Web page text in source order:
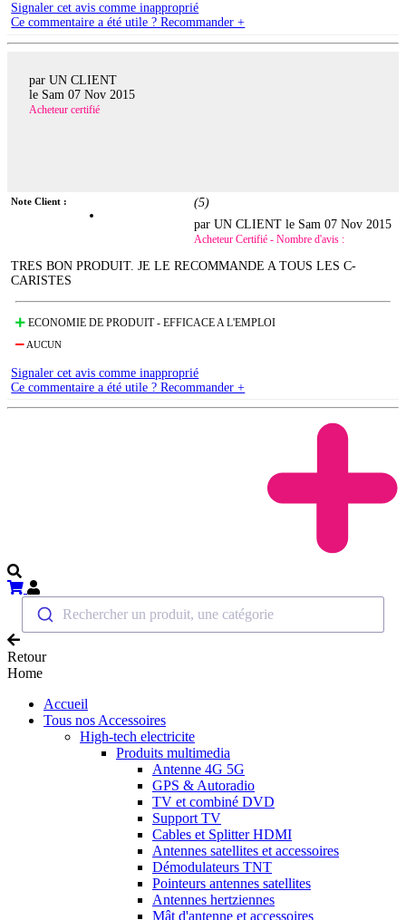
Signaler cet avis comme inapproprié
Ce commentaire a été utile ? Recommander +
par UN CLIENT
le Sam 07 Nov 2015
Acheteur certifié
Note Client : (5)
par UN CLIENT le Sam 07 Nov 2015
Acheteur Certifié - Nombre d'avis :
TRES BON PRODUIT. JE LE RECOMMANDE A TOUS LES C-
CARISTES
ECONOMIE DE PRODUIT - EFFICACE A L'EMPLOI
AUCUN
Signaler cet avis comme inapproprié
Ce commentaire a été utile ? Recommander +
Rechercher un produit, une catégorie
Retour
Home
Accueil
Tous nos Accessoires
High-tech electricite
Produits multimedia
Antenne 4G 5G
GPS & Autoradio
TV et combiné DVD
Support TV
Cables et Splitter HDMI
Antennes satellites et accessoires
Démodulateurs TNT
Pointeurs antennes satellites
Antennes hertziennes
Mât d'antenne et accessoires